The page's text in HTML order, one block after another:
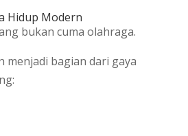
Hidup Modern
bukan cuma olahraga.
menjadi bagian dari gaya